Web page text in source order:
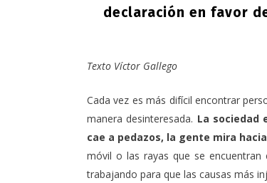
declaración en favor
Texto Víctor Gallego
Cada vez es más difícil encontrar
manera desinteresada. La sociedad
cae a pedazos, la gente mira
móvil o las rayas que se
trabajando para que las causas más